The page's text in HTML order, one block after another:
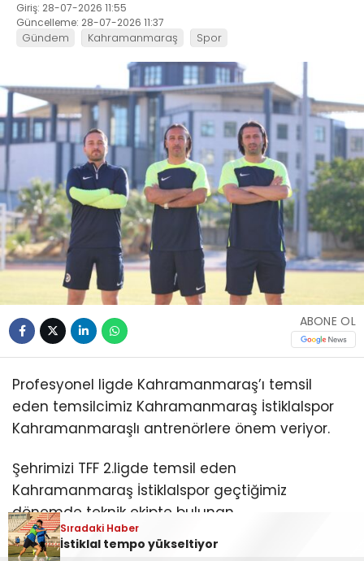
Giriş: 28-07-2026 11:55
Güncelleme: 28-07-2026 11:37
Gündem Kahramanmaraş Spor
ABONE OL
Profesyonel ligde Kahramanmaraş’ı temsil
eden temsilcimiz Kahramanmaraş İstiklalspor
Kahramanmaraşlı antrenörlere önem veriyor.
Şehrimizi TFF 2.ligde temsil eden
Kahramanmaraş İstiklalspor geçtiğimiz
dönemde teknik ekipte bulunan
Kahramanmaraşlı antrenörler Ali Gitmiş ve
Bünyamin Kılınç yeni sezonda yine teknik ekipte
Sıradaki Haber
İstiklal tempo yükseltiyor